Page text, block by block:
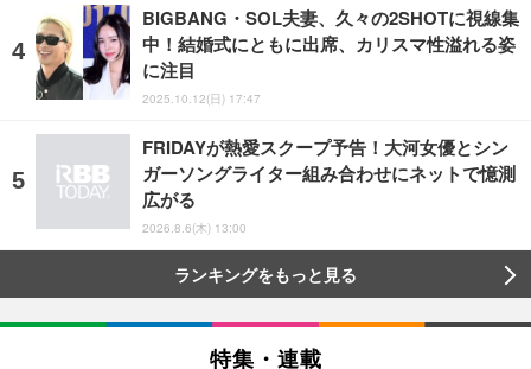
BIGBANG・SOL夫妻、久々の2SHOTに視線集
中！結婚式にともに出席、カリスマ性溢れる姿
に注目
2025.10.12(日) 17:47
FRIDAYが熱愛スクープ予告！大河女優とシン
ガーソングライター組み合わせにネットで憶測
広がる
2026.8.6(木) 13:00
ランキングをもっと見る
特集・連載